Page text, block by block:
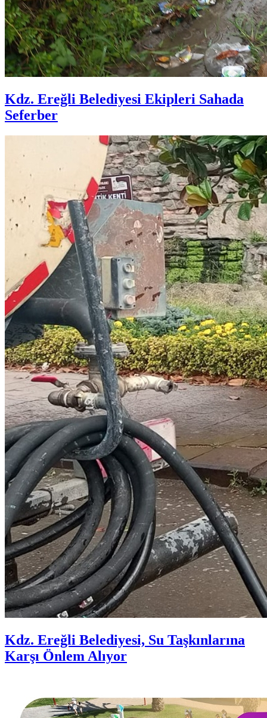
Kdz. Ereğli Belediyesi Ekipleri Sahada
Seferber
Kdz. Ereğli Belediyesi, Su Taşkınlarına
Karşı Önlem Alıyor